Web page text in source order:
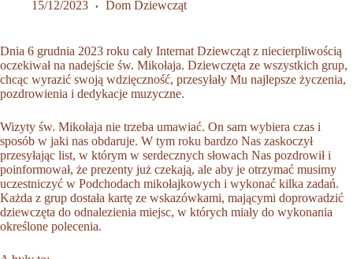
15/12/2023 Dom Dziewcząt
Dnia 6 grudnia 2023 roku cały Internat Dziewcząt z niecierpliwością
oczekiwał na nadejście św. Mikołaja. Dziewczęta ze wszystkich grup,
chcąc wyrazić swoją wdzięczność, przesyłały Mu najlepsze życzenia,
pozdrowienia i dedykacje muzyczne.
Wizyty św. Mikołaja nie trzeba umawiać. On sam wybiera czas i
sposób w jaki nas obdaruje. W tym roku bardzo Nas zaskoczył
przesyłając list, w którym w serdecznych słowach Nas pozdrowił i
poinformował, że prezenty już czekają, ale aby je otrzymać musimy
uczestniczyć w Podchodach mikołajkowych i wykonać kilka zadań.
Każda z grup dostała kartę ze wskazówkami, mającymi doprowadzić
dziewczęta do odnalezienia miejsc, w których miały do wykonania
określone polecenia.